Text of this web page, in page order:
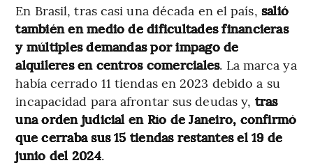
En Brasil, tras casi una década en el país, salió
también en medio de dificultades financieras
y múltiples demandas por impago de
alquileres en centros comerciales. La marca ya
había cerrado 11 tiendas en 2023 debido a su
incapacidad para afrontar sus deudas y, tras
una orden judicial en Río de Janeiro, confirmó
que cerraba sus 15 tiendas restantes el 19 de
junio del 2024.